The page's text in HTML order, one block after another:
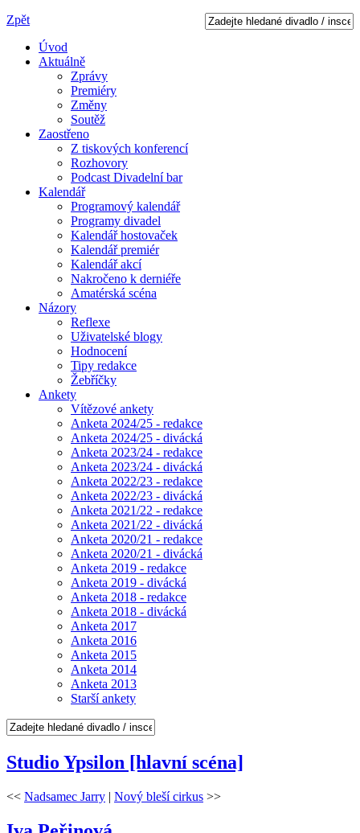
Zpět
Úvod
Aktuálně
Zprávy
Premiéry
Změny
Soutěž
Zaostřeno
Z tiskových konferencí
Rozhovory
Podcast Divadelní bar
Kalendář
Programový kalendář
Programy divadel
Kalendář hostovaček
Kalendář premiér
Kalendář akcí
Nakročeno k derniéře
Amatérská scéna
Názory
Reflexe
Uživatelské blogy
Hodnocení
Tipy redakce
Žebříčky
Ankety
Vítězové ankety
Anketa 2024/25 - redakce
Anketa 2024/25 - divácká
Anketa 2023/24 - redakce
Anketa 2023/24 - divácká
Anketa 2022/23 - redakce
Anketa 2022/23 - divácká
Anketa 2021/22 - redakce
Anketa 2021/22 - divácká
Anketa 2020/21 - redakce
Anketa 2020/21 - divácká
Anketa 2019 - redakce
Anketa 2019 - divácká
Anketa 2018 - redakce
Anketa 2018 - divácká
Anketa 2017
Anketa 2016
Anketa 2015
Anketa 2014
Anketa 2013
Starší ankety
Studio Ypsilon [hlavní scéna]
<< Nadsamec Jarry | Nový bleší cirkus >>